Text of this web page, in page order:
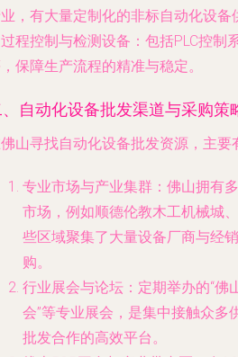
，有大量定制化的非标自动化设备
过程控制与检测设备 ：包括PLC控
保障生产流程的精准与稳定。
自动化设备批发渠道与采购策
山寻找自动化设备批发资源，主要
专业市场与产业集群 ：佛山拥有
市场，例如顺德伦教木工机械城
些区域聚集了大量设备厂商与经
购。
行业展会与论坛 ：定期举办的“
会”等专业展会，是集中接触众多
批发合作的高效平台。